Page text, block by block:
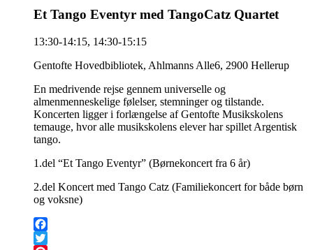
Et Tango Eventyr med TangoCatz Quartet
13:30-14:15, 14:30-15:15
Gentofte Hovedbibliotek, Ahlmanns Alle6, 2900 Hellerup
En medrivende rejse gennem universelle og
almenmenneskelige følelser, stemninger og tilstande.
Koncerten ligger i forlængelse af Gentofte Musikskolens
temauge, hvor alle musikskolens elever har spillet Argentisk
tango.
1.del “Et Tango Eventyr” (Børnekoncert fra 6 år)
2.del Koncert med Tango Catz (Familiekoncert for både børn
og voksne)
Facebook